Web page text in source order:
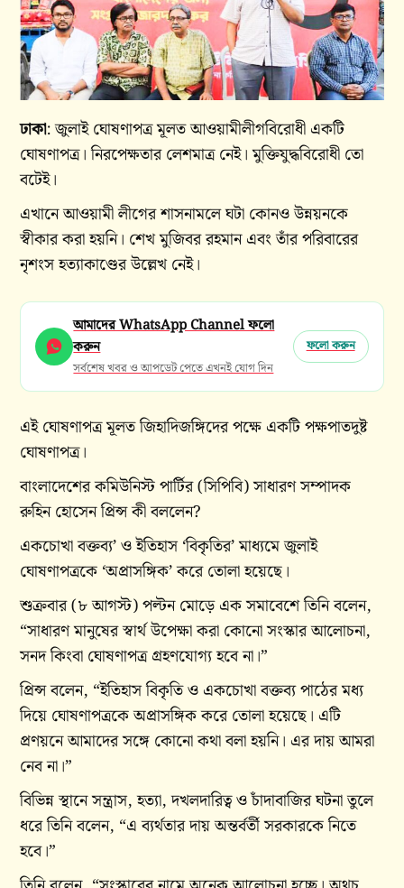
ঢাকা: জুলাই ঘোষণাপত্র মূলত আওয়ামীলীগবিরোধী একটি
ঘোষণাপত্র। নিরপেক্ষতার লেশমাত্র নেই। মুক্তিযুদ্ধবিরোধী তো
বটেই।
এখানে আওয়ামী লীগের শাসনামলে ঘটা কোনও উন্নয়নকে
স্বীকার করা হয়নি। শেখ মুজিবর রহমান এবং তাঁর পরিবারের
নৃশংস হত্যাকাণ্ডের উল্লেখ নেই।
আমাদের WhatsApp Channel ফলো
করুন
সর্বশেষ খবর ও আপডেট পেতে এখনই যোগ দিন
ফলো করুন
এই ঘোষণাপত্র মূলত জিহাদিজঙ্গিদের পক্ষে একটি পক্ষপাতদুষ্ট
ঘোষণাপত্র।
বাংলাদেশের কমিউনিস্ট পার্টির (সিপিবি) সাধারণ সম্পাদক
রুহিন হোসেন প্রিন্স কী বললেন?
একচোখা বক্তব্য’ ও ইতিহাস ‘বিকৃতির’ মাধ্যমে জুলাই
ঘোষণাপত্রকে ‘অপ্রাসঙ্গিক’ করে তোলা হয়েছে।
শুক্রবার (৮ আগস্ট) পল্টন মোড়ে এক সমাবেশে তিনি বলেন,
“সাধারণ মানুষের স্বার্থ উপেক্ষা করা কোনো সংস্কার আলোচনা,
সনদ কিংবা ঘোষণাপত্র গ্রহণযোগ্য হবে না।”
প্রিন্স বলেন, “ইতিহাস বিকৃতি ও একচোখা বক্তব্য পাঠের মধ্য
দিয়ে ঘোষণাপত্রকে অপ্রাসঙ্গিক করে তোলা হয়েছে। এটি
প্রণয়নে আমাদের সঙ্গে কোনো কথা বলা হয়নি। এর দায় আমরা
নেব না।”
বিভিন্ন স্থানে সন্ত্রাস, হত্যা, দখলদারিত্ব ও চাঁদাবাজির ঘটনা তুলে
ধরে তিনি বলেন, “এ ব্যর্থতার দায় অন্তর্বর্তী সরকারকে নিতে
হবে।”